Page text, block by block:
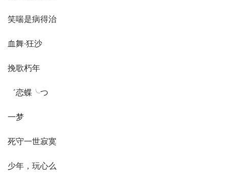
笑喘是病得治
血舞·狂沙
挽歌朽年
゛恋蝶╰つ
一梦
死守一世寂寞
少年，玩心么